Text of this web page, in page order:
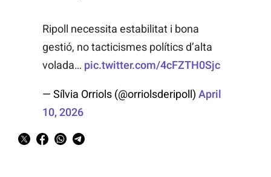
Ripoll necessita estabilitat i bona
gestió, no tacticismes polítics d’alta
volada… pic.twitter.com/4cFZTH0Sjc
— Sílvia Orriols (@orriolsderipoll) April
10, 2026